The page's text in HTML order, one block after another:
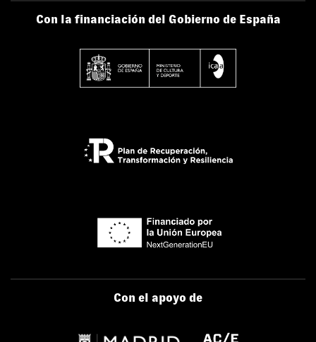
Con la financiación del Gobierno de España
Con el apoyo de